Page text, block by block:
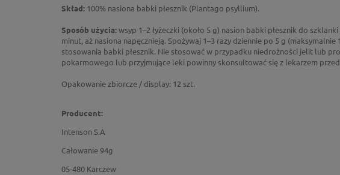
Skład: 100% nasiona babki płesznik (Plantago psyllium).
Sposób użycia:wsyp 1–2 łyżeczki (około 5 g) nasion babki płesznik do
minut, aż nasiona napęcznieją. Spożywaj 1–3 razy dziennie po 5 g
stosowania babki płesznik. Nie stosować w przypadku niedrożności jelit lub
pokarmowego lub przyjmujące leki powinny skonsultować się z lekarzem
Opakowanie zbiorcze / display: 12 szt.
Producent:
Intenson S.A
Całowanie 94g
05-480 Karczew